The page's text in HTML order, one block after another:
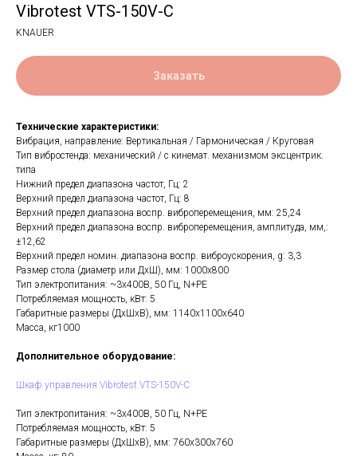
Vibrotest VTS-150V-C
KNAUER
Заказать
Технические характеристики:
Вибрация, направление: Вертикальная / Гармоническая / Круговая
Тип вибростенда: механический / с кинемат. механизмом эксцентрик.
типа
Нижний предел диапазона частот, Гц: 2
Верхний предел диапазона частот, Гц: 8
Верхний предел диапазона воспр. виброперемещения, мм: 25,24
Верхний предел диапазона воспр. виброперемещения, амплитуда, мм,:
±12,62
Верхний предел номин. диапазона воспр. виброускорения, g: 3,3
Размер стола (диаметр или ДхШ), мм: 1000x800
Тип электропитания: ~3х400В, 50 Гц, N+PE
Потребляемая мощность, кВт: 5
Габаритные размеры (ДхШхВ), мм: 1140x1100x640
Масса, кг1000
Дополнительное оборудование:
Шкаф управления Vibrotest VTS-150V-C
Тип электропитания: ~3х400В, 50 Гц, N+PE
Потребляемая мощность, кВт: 5
Габаритные размеры (ДхШхВ), мм: 760x300x760